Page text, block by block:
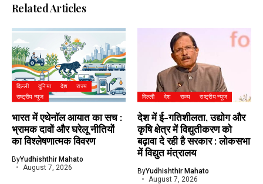
Related Articles
दिल्ली दुनिया देश
राज्य
राष्ट्रीय न्यूज
भारत में एथेनॉल आयात का सच :
भ्रामक दावों और घरेलू नीतियों
का विश्लेषणात्मक विवरण
ByYudhishthir Mahato
August 7, 2026
दिल्ली देश राज्य राष्ट्रीय न्यूज
देश में ई-गतिशीलता, उद्योग और
कृषि क्षेत्र में विद्युतीकरण को
बढ़ावा दे रही है सरकार : लोकसभा
में विद्युत मंत्रालय
ByYudhishthir Mahato
August 7, 2026